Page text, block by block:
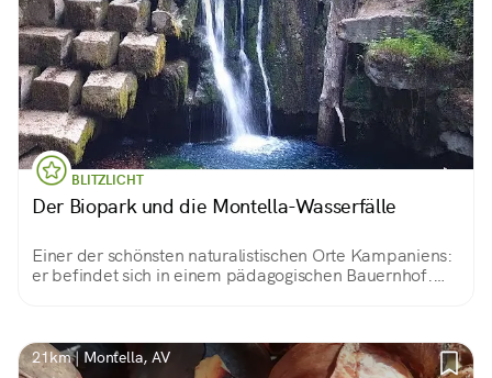
BLITZLICHT
Der Biopark und die Montella-Wasserfälle
Einer der schönsten naturalistischen Orte Kampaniens:
er befindet sich in einem pädagogischen Bauernhof.
21km | Montella, AV